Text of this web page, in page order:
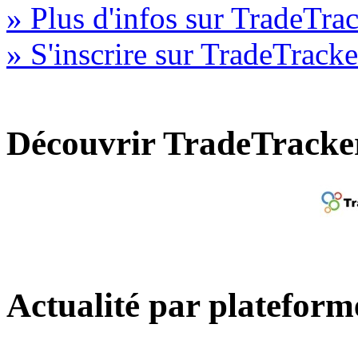
» Plus d'infos sur
» S'inscrire sur
Découvrir
Actualité par